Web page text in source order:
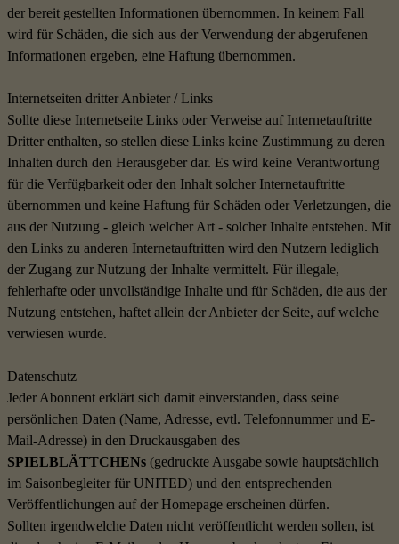
der bereit gestellten Informationen übernommen. In keinem Fall
wird für Schäden, die sich aus der Verwendung der abgerufenen
Informationen ergeben, eine Haftung übernommen.
Internetseiten dritter Anbieter / Links
Sollte diese Internetseite Links oder Verweise auf Internetauftritte
Dritter enthalten, so stellen diese Links keine Zustimmung zu deren
Inhalten durch den Herausgeber dar. Es wird keine Verantwortung
für die Verfügbarkeit oder den Inhalt solcher Internetauftritte
übernommen und keine Haftung für Schäden oder Verletzungen, die
aus der Nutzung - gleich welcher Art - solcher Inhalte entstehen. Mit
den Links zu anderen Internetauftritten wird den Nutzern lediglich
der Zugang zur Nutzung der Inhalte vermittelt. Für illegale,
fehlerhafte oder unvollständige Inhalte und für Schäden, die aus der
Nutzung entstehen, haftet allein der Anbieter der Seite, auf welche
verwiesen wurde.
Datenschutz
Jeder Abonnent erklärt sich damit einverstanden, dass seine
persönlichen Daten (Name, Adresse, evtl. Telefonnummer und E-
Mail-Adresse) in den Druckausgaben des
SPIELBLÄTTCHENs (gedruckte Ausgabe sowie hauptsächlich
im Saisonbegleiter für UNITED) und den entsprechenden
Veröffentlichungen auf der Homepage erscheinen dürfen.
Sollten irgendwelche Daten nicht veröffentlicht werden sollen, ist